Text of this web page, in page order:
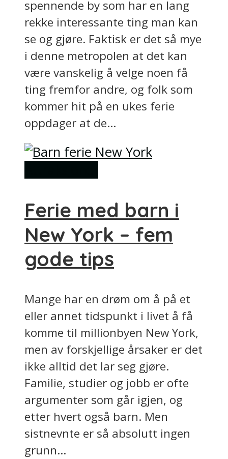
spennende by som har en lang
rekke interessante ting man kan
se og gjøre. Faktisk er det så mye
i denne metropolen at det kan
være vanskelig å velge noen få
ting fremfor andre, og folk som
kommer hit på en ukes ferie
oppdager at de...
Ferie med barn i
New York – fem
gode tips
Mange har en drøm om å på et
eller annet tidspunkt i livet å få
komme til millionbyen New York,
men av forskjellige årsaker er det
ikke alltid det lar seg gjøre.
Familie, studier og jobb er ofte
argumenter som går igjen, og
etter hvert også barn. Men
sistnevnte er så absolutt ingen
grunn...